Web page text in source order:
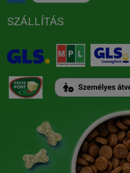
SZÁLLÍTÁS